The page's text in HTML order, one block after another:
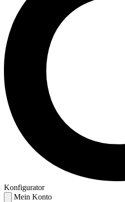
Konfigurator
Mein Konto